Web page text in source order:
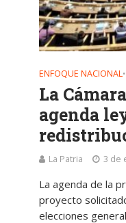
ENFOQUE NACIONAL•
La
agenda
La Patria 3 de
La agenda de la
proyecto
elecciones